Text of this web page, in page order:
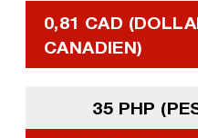
0,81 CAD
CANADIEN)
35 PHP